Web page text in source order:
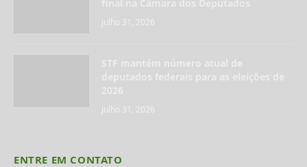
julho 31, 2026
julho 31, 2026
ENTRE EM CONTATO